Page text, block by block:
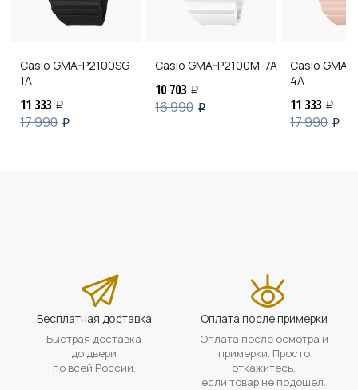
Casio GMA-P2100SG-
1A
11 333 i
17 990 i
Casio GMA-P2100M-7A
10 703 i
16 990 i
Casio GMA-
4A
11 333 i
17 990 i
Бесплатная доставка
Быстрая доставка
до двери
по всей России.
Оплата после примерки
Оплата после осмотра и
примерки. Просто
откажитесь,
если товар не подошел.